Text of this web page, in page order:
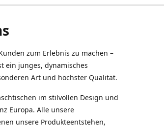
zum Erlebnis zu machen –
ein junges, dynamisches
Art und höchster Qualität.
im stilvollen Design und
Europa. Alle unsere
unsere Produkteentstehen,